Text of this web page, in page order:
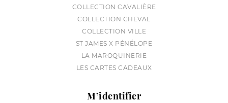
COLLECTION CAVALIÈRE
COLLECTION CHEVAL
COLLECTION VILLE
ST JAMES X PÉNÉLOPE
LA MAROQUINERIE
LES CARTES CADEAUX
M’identifier